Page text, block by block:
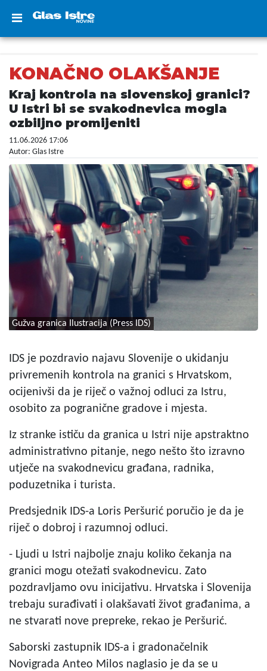
KONAČNO OLAKŠANJE
Kraj kontrola na slovenskoj granici?
U Istri bi se svakodnevica mogla
ozbiljno promijeniti
11.06.2026 17:06
Autor: Glas Istre
Gužva granica Ilustracija (Press IDS)
IDS je pozdravio najavu Slovenije o ukidanju
privremenih kontrola na granici s Hrvatskom,
ocijenivši da je riječ o važnoj odluci za Istru,
osobito za pogranične gradove i mjesta.
Iz stranke ističu da granica u Istri nije apstraktno
administrativno pitanje, nego nešto što izravno
utječe na svakodnevicu građana, radnika,
poduzetnika i turista.
Predsjednik IDS-a Loris Peršurić poručio je da je
riječ o dobroj i razumnoj odluci.
- Ljudi u Istri najbolje znaju koliko čekanja na
granici mogu otežati svakodnevicu. Zato
pozdravljamo ovu inicijativu. Hrvatska i Slovenija
trebaju surađivati i olakšavati život građanima, a
ne stvarati nove prepreke, rekao je Peršurić.
Saborski zastupnik IDS-a i gradonačelnik
Novigrada Anteo Milos naglasio je da se u